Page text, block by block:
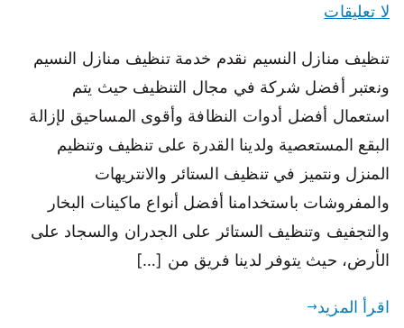
لا تعليقات
تنظيف منازل النسيم نقدم خدمة تنظيف منازل النسيم
ونعتبر أفضل شركة في مجال التنظيف حيث يتم
استعمال أفضل أدوات النظافة وأقوى المساحيق لإزالة
البقع المستعصية ولدينا القدرة على تنظيف وتنظيم
المنزل ونتميز في تنظيف الستائر والانتريهات
والمفروشات باستخدامنا أفضل أنواع ماكينات البخار
والتجفيف وتنظيف الستائر على الجدران والسجاد على
الأرض، حيث يتوفر لدينا فريق من […]
اقرأ المزيد